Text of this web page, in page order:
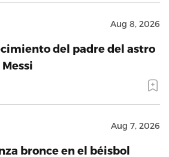
Aug 8, 2026
del padre del astro
Aug 7, 2026
bronce en el béisbol